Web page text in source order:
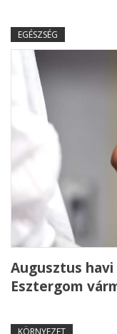
EGÉSZSÉG
Augusztus
Esztergom
KÖRNYEZET